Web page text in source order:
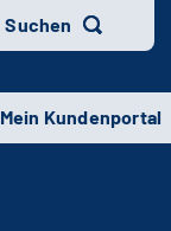
Suchen
Mein Kundenportal